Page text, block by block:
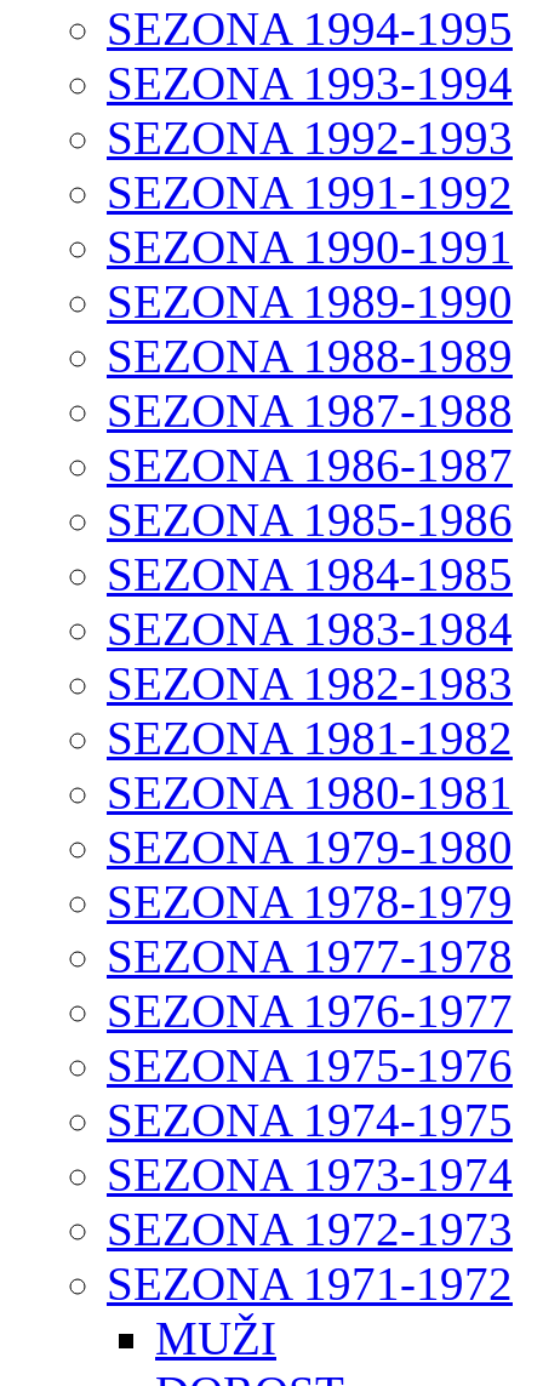
SEZONA 1994-1995
SEZONA 1993-1994
SEZONA 1992-1993
SEZONA 1991-1992
SEZONA 1990-1991
SEZONA 1989-1990
SEZONA 1988-1989
SEZONA 1987-1988
SEZONA 1986-1987
SEZONA 1985-1986
SEZONA 1984-1985
SEZONA 1983-1984
SEZONA 1982-1983
SEZONA 1981-1982
SEZONA 1980-1981
SEZONA 1979-1980
SEZONA 1978-1979
SEZONA 1977-1978
SEZONA 1976-1977
SEZONA 1975-1976
SEZONA 1974-1975
SEZONA 1973-1974
SEZONA 1972-1973
SEZONA 1971-1972
MUŽI